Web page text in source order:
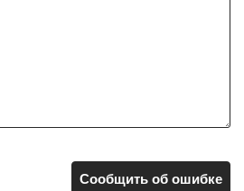
Сообщить об ошибке